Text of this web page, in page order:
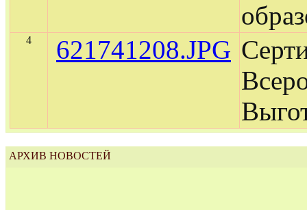
4 621741208.JPG
АРХИВ НОВОСТЕЙ